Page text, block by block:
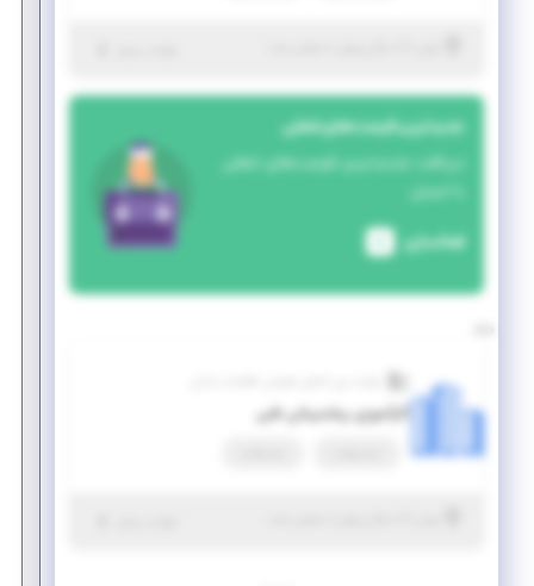
جدیدترین فرصت‌های شغلی
دریافت جدیدترین فرصت‌های شغلی
با ایمیل
فعالسازی
کارآموزی پشتیبانی فنی